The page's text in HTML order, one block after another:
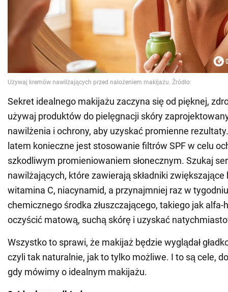
Sekret idealnego makijażu zaczyna się od pięknej,
używaj produktów do pielęgnacji skóry
nawilżenia i ochrony, aby uzyskać promienne
latem konieczne jest stosowanie filtrów SPF w celu
szkodliwym promieniowaniem słonecznym. Szukaj
nawilżających, które zawierają składniki zwiększające
witamina C, niacynamid, a przynajmniej raz w
chemicznego środka złuszczającego, takiego jak alfa-
oczyścić matową, suchą skórę i uzyskać
Wszystko to sprawi, że makijaż będzie wyglądał
czyli tak naturalnie, jak to tylko możliwe. I to są cele,
gdy mówimy o idealnym makijażu.